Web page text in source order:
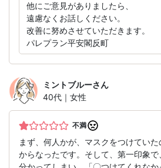
他にご意見がありましたら、
遠慮なくお話しください。
改善に努めさせていただきます。
パレプラン平安閣反町
ミントブルーさん
40代｜女性
不満
まず、何人かが、マスクをつけてい
からなったです。そして、第一印象